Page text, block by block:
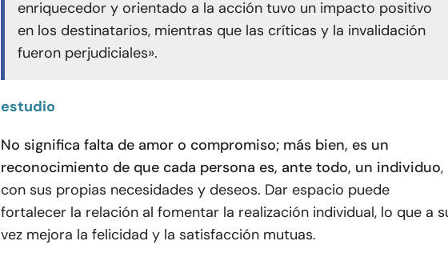
enriquecedor y orientado a la acción tuvo un impacto positivo
en los destinatarios, mientras que las críticas y la invalidación
fueron perjudiciales».
estudio
No significa falta de amor o compromiso; más bien, es un
reconocimiento de que cada persona es, ante todo, un individuo,
con sus propias necesidades y deseos. Dar espacio puede
fortalecer la relación al fomentar la realización individual, lo que a
vez mejora la felicidad y la satisfacción mutuas.